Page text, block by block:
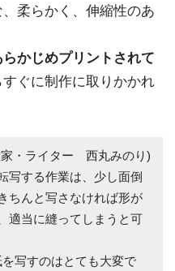
柔らかく、伸縮性のあ
かじめプリントされて
ぐに制作に取りかかれ
家・ライター 西丸みのり)
写する作業は、少し面倒
ちんと写さなければ形が
適当に縫ってしまうと可
写すのはとても大変で